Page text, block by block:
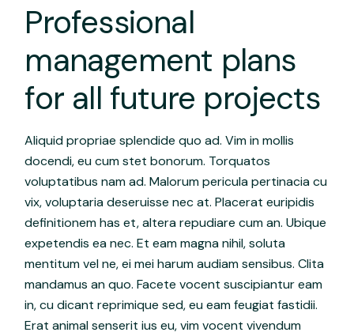
Professional
management plans
for all future projects
Aliquid propriae splendide quo ad. Vim in mollis
docendi, eu cum stet bonorum. Torquatos
voluptatibus nam ad. Malorum pericula pertinacia cu
vix, voluptaria deseruisse nec at. Placerat euripidis
definitionem has et, altera repudiare cum an. Ubique
expetendis ea nec. Et eam magna nihil, soluta
mentitum vel ne, ei mei harum audiam sensibus. Clita
mandamus an quo. Facete vocent suscipiantur eam
in, cu dicant reprimique sed, eu eam feugiat fastidii.
Erat animal senserit ius eu, vim vocent vivendum